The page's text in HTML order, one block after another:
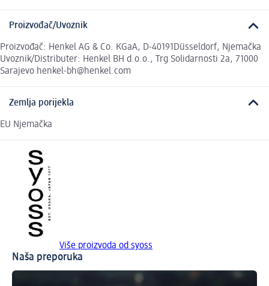
Proizvođač/Uvoznik
Proizvođač: Henkel AG & Co. KGaA, D-40191Düsseldorf, Njemačka
Uvoznik/Distributer: Henkel BH d.o.o., Trg Solidarnosti 2a, 71000
Sarajevo henkel-bh@henkel.com
Zemlja porijekla
EU Njemačka
Više proizvoda od syoss
Naša preporuka